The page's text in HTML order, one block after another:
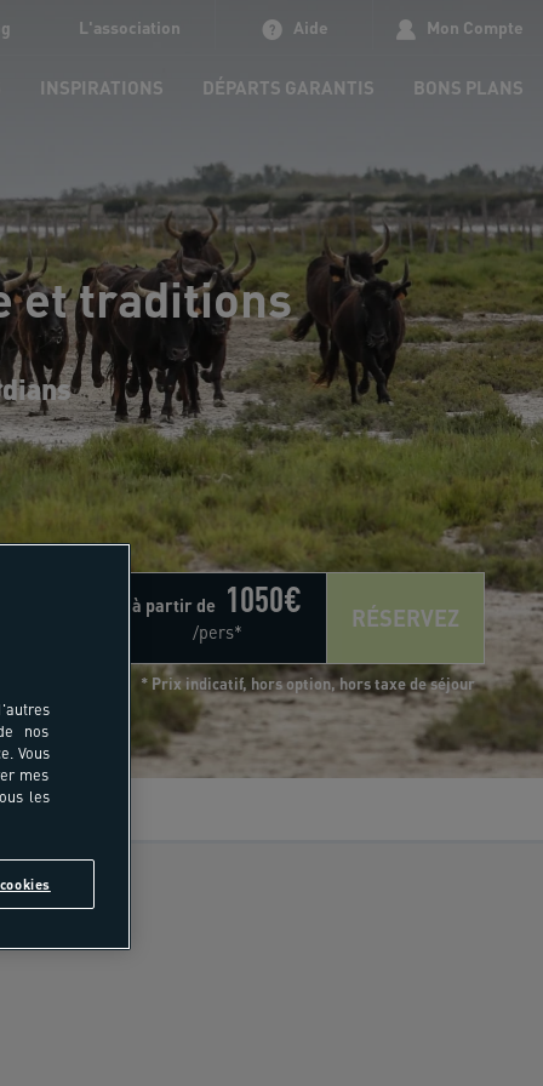
L'association Aide Mon Compte
INSPIRATIONS DÉPARTS GARANTIS BONS PLANS
et traditions
à partir de 1050€
/pers* RÉSERVEZ
* Prix indicatif, hors option, hors taxe de séjour
nos
Vous
mes
les